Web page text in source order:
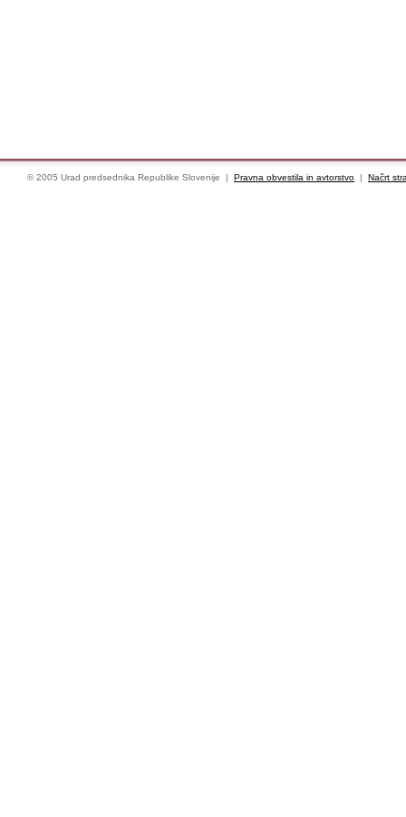
© 2005 Urad predsednika Republike Slovenije | Pravna obvestila in avtorstvo | Načrt